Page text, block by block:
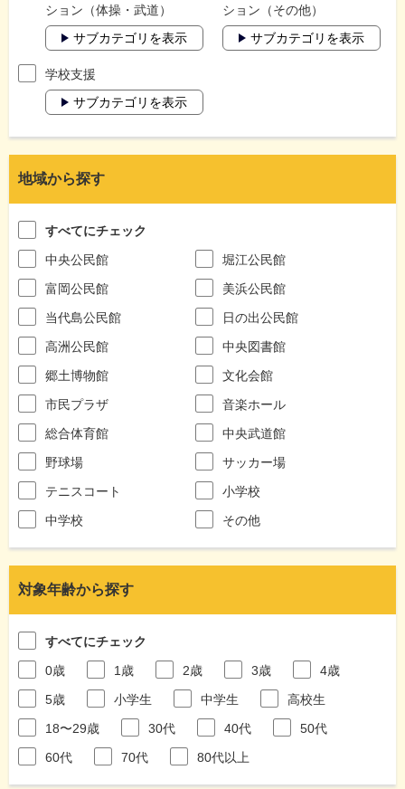
ション（体操・武道）
サブカテゴリを表示
ション（その他）
サブカテゴリを表示
学校支援
サブカテゴリを表示
地域から探す
すべてにチェック
中央公民館
堀江公民館
富岡公民館
美浜公民館
当代島公民館
日の出公民館
高洲公民館
中央図書館
郷土博物館
文化会館
市民プラザ
音楽ホール
総合体育館
中央武道館
野球場
サッカー場
テニスコート
小学校
中学校
その他
対象年齢から探す
すべてにチェック
0歳
1歳 2歳 3歳
4歳
5歳
小学生 中学生
高校生
18〜29歳
30代 40代
50代
60代
70代 80代以上